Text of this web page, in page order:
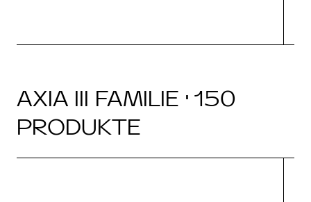
AXIA III FAMILIE · 150
PRODUKTE